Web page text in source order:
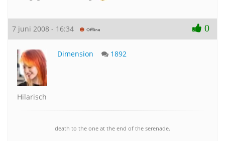
7 juni 2008 - 16:34 0
Dimension 1892
Hilarisch
death to the one at the end of the serenade.